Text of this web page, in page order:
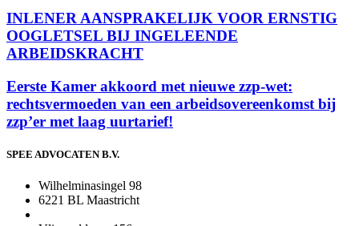
INLENER AANSPRAKELIJK VOOR ERNSTIG
OOGLETSEL BIJ INGELEENDE
ARBEIDSKRACHT
Eerste Kamer akkoord met nieuwe zzp-wet:
rechtsvermoeden van een arbeidsovereenkomst bij
zzp’er met laag uurtarief!
SPEE ADVOCATEN B.V.
Wilhelminasingel 98
6221 BL Maastricht